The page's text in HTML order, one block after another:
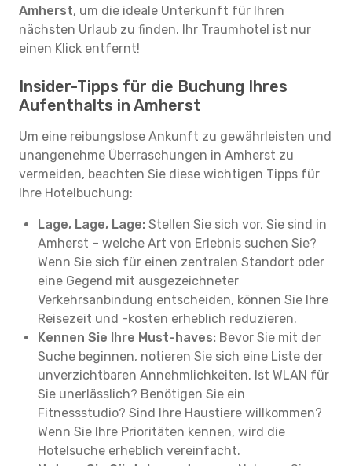
Amherst, um die ideale Unterkunft für Ihren
nächsten Urlaub zu finden. Ihr Traumhotel ist nur
einen Klick entfernt!
Insider-Tipps für die Buchung Ihres
Aufenthalts in Amherst
Um eine reibungslose Ankunft zu gewährleisten und
unangenehme Überraschungen in Amherst zu
vermeiden, beachten Sie diese wichtigen Tipps für
Ihre Hotelbuchung:
Lage, Lage, Lage: Stellen Sie sich vor, Sie sind in
Amherst – welche Art von Erlebnis suchen Sie?
Wenn Sie sich für einen zentralen Standort oder
eine Gegend mit ausgezeichneter
Verkehrsanbindung entscheiden, können Sie Ihre
Reisezeit und -kosten erheblich reduzieren.
Kennen Sie Ihre Must-haves: Bevor Sie mit der
Suche beginnen, notieren Sie sich eine Liste der
unverzichtbaren Annehmlichkeiten. Ist WLAN für
Sie unerlässlich? Benötigen Sie ein
Fitnessstudio? Sind Ihre Haustiere willkommen?
Wenn Sie Ihre Prioritäten kennen, wird die
Hotelsuche erheblich vereinfacht.